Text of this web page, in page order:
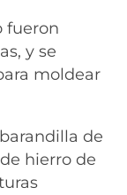
fueron
y se
moldear
de
hierro de